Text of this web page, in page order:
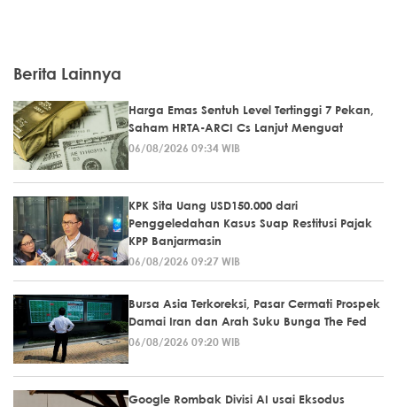
Berita Lainnya
Harga Emas Sentuh Level Tertinggi 7 Pekan,
Saham HRTA-ARCI Cs Lanjut Menguat
06/08/2026 09:34 WIB
KPK Sita Uang USD150.000 dari
Penggeledahan Kasus Suap Restitusi Pajak
KPP Banjarmasin
06/08/2026 09:27 WIB
Bursa Asia Terkoreksi, Pasar Cermati Prospek
Damai Iran dan Arah Suku Bunga The Fed
06/08/2026 09:20 WIB
Google Rombak Divisi AI usai Eksodus